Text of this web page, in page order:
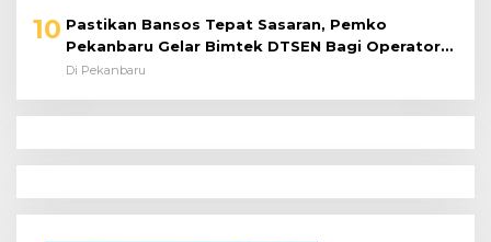
10 Pastikan Bansos Tepat Sasaran, Pemko
Pekanbaru Gelar Bimtek DTSEN Bagi Operator
Puskessos
Di Pekanbaru